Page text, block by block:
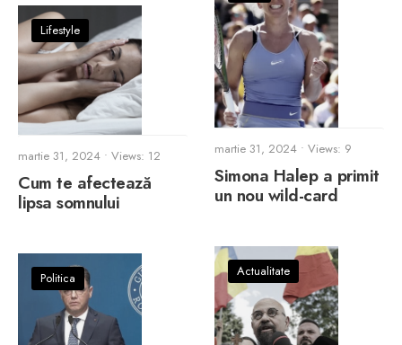
martie 31, 2024 • Views: 9
Simona Halep a primit
un nou wild-card
Lifestyle
martie 31, 2024 • Views: 12
Cum te afectează
lipsa somnului
Actualitate
Politica